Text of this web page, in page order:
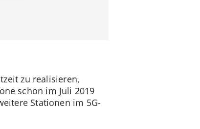
zu realisieren,
schon im Juli 2019
Stationen im 5G-